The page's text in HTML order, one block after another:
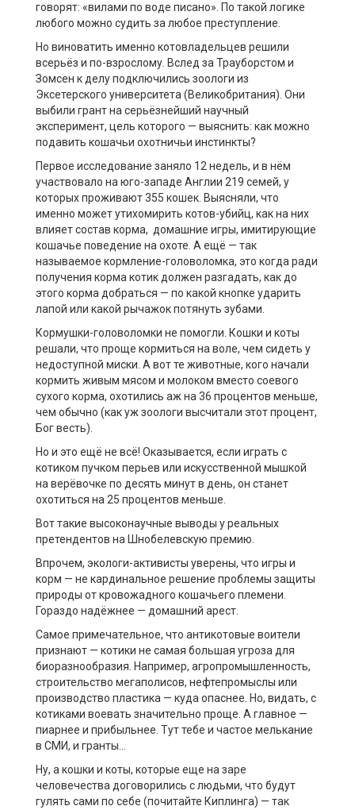
говорят: «вилами по воде писано». По такой логике
любого можно судить за любое преступление.
Но виноватить именно котовладельцев решили
всерьёз и по-взрослому. Вслед за Трауборстом и
Зомсен к делу подключились зоологи из
Эксетерского университета (Великобритания). Они
выбили грант на серьёзнейший научный
эксперимент, цель которого — выяснить: как можно
подавить кошачьи охотничьи инстинкты?
Первое исследование заняло 12 недель, и в нём
участвовало на юго-западе Англии 219 семей, у
которых проживают 355 кошек. Выясняли, что
именно может утихомирить котов-убийц, как на них
влияет состав корма, домашние игры, имитирующие
кошачье поведение на охоте. А ещё — так
называемое кормление-головоломка, это когда ради
получения корма котик должен разгадать, как до
этого корма добраться — по какой кнопке ударить
лапой или какой рычажок потянуть зубами.
Кормушки-головоломки не помогли. Кошки и коты
решали, что проще кормиться на воле, чем сидеть у
недоступной миски. А вот те животные, кого начали
кормить живым мясом и молоком вместо соевого
сухого корма, охотились аж на 36 процентов меньше,
чем обычно (как уж зоологи высчитали этот процент,
Бог весть).
Но и это ещё не всё! Оказывается, если играть с
котиком пучком перьев или искусственной мышкой
на верёвочке по десять минут в день, он станет
охотиться на 25 процентов меньше.
Вот такие высоконаучные выводы у реальных
претендентов на Шнобелевскую премию.
Впрочем, экологи-активисты уверены, что игры и
корм — не кардинальное решение проблемы защиты
природы от кровожадного кошачьего племени.
Гораздо надёжнее — домашний арест.
Самое примечательное, что антикотовые воители
признают — котики не самая большая угроза для
биоразнообразия. Например, агропромышленность,
строительство мегаполисов, нефтепромыслы или
производство пластика — куда опаснее. Но, видать, с
котиками воевать значительно проще. А главное —
пиарнее и прибыльнее. Тут тебе и частое мелькание
в СМИ, и гранты…
Ну, а кошки и коты, которые еще на заре
человечества договорились с людьми, что будут
гулять сами по себе (почитайте Киплинга) — так